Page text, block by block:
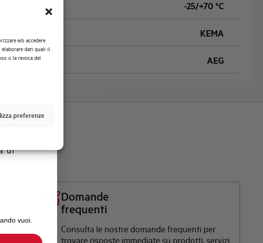
e/o accedere
dati quali il
o la revoca del
preferenze
-25/+70 °C
KEMA
AEG
Domande
frequenti
Consulta le nostre domande frequenti per
trovare risposte immediate su prodotti, servizi
di
vuoi.